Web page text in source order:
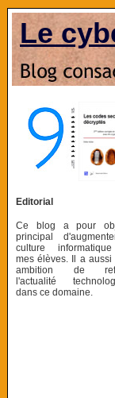
Le
Editorial
Ce blog a pour
principal
culture
mes élèves. Il a aussi
ambition de
l'actualité
dans ce domaine.